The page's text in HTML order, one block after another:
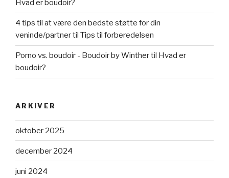
Hvad er boudoir?
4 tips til at være den bedste støtte for din
veninde/partnertil Tips til forberedelsen
Porno vs. boudoir - Boudoir by Winthertil Hvad er
boudoir?
ARKIVER
oktober 2025
december 2024
juni 2024